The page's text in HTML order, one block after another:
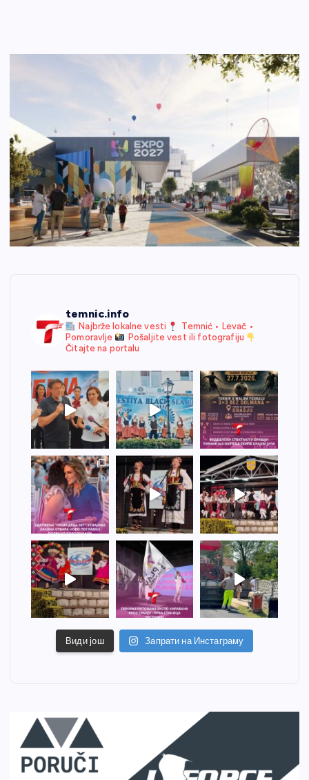
temnic.info
Najbrže lokalne vesti
Temnić • Levač •
Pomoravlje
Pošaljite vest ili fotografiju
Čitajte na portalu
Види још Запрати на Инстаграму